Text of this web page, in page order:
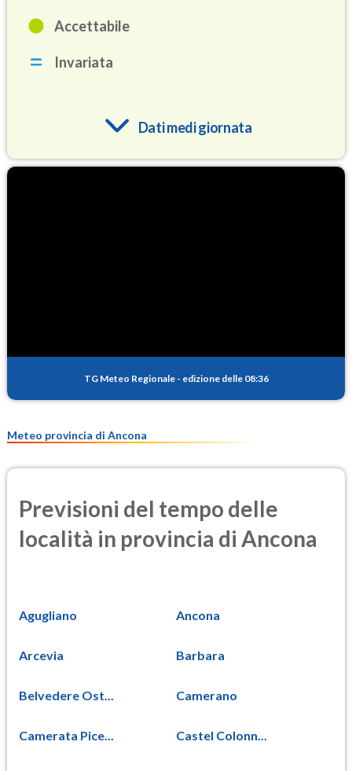
Accettabile
Invariata
Dati medi giornata
PM25
TG Meteo Regionale - edizione delle 08:36
Meteo provincia di Ancona
Previsioni del tempo delle
località in provincia di Ancona
Agugliano Ancona
Arcevia Barbara
Belvedere Ost... Camerano
Camerata Pice... Castel Colonn...